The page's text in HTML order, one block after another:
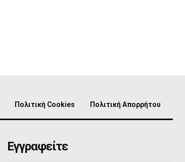
Πολιτική Cookies Πολιτική Απορρήτου
Εγγραφείτε